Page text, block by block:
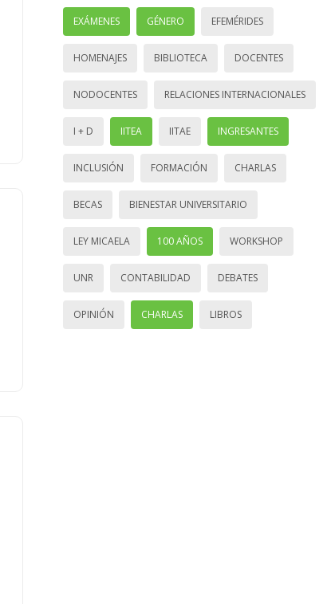
EXÁMENES GÉNERO EFEMÉRIDES
HOMENAJES BIBLIOTECA DOCENTES
NODOCENTES RELACIONES INTERNACIONALES
I + D IITEA IITAE INGRESANTES
INCLUSIÓN FORMACIÓN CHARLAS
BECAS BIENESTAR UNIVERSITARIO
LEY MICAELA 100 AÑOS WORKSHOP
UNR CONTABILIDAD DEBATES
OPINIÓN CHARLAS LIBROS